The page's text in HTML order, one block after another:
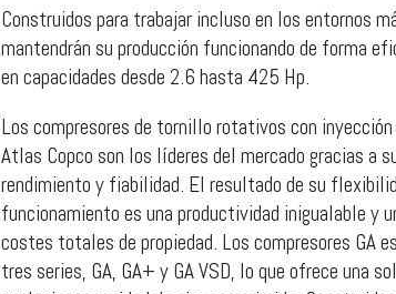
Construidos para trabajar incluso en los entornos
mantendrán su producción funcionando de forma
en capacidades desde 2.6 hasta 425 Hp.
Los compresores de tornillo rotativos con inyección
Atlas Copco son los líderes del mercado gracias a
rendimiento y fiabilidad. El resultado de su
funcionamiento es una productividad inigualable y
costes totales de propiedad. Los compresores GA
tres series, GA, GA+ y GA VSD, lo que ofrece una